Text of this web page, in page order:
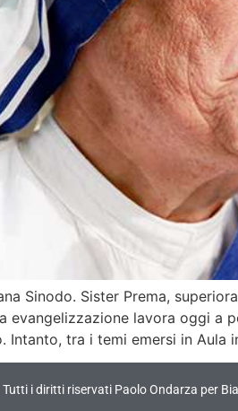
Sinodo. Sister Prema,
evangelizzazione lavora oggi a
Intanto, tra i temi emersi in Aula
i diritti riservati Paolo Ondarza per